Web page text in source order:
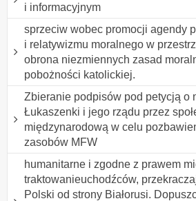
i informacyjnym
sprzeciw wobec promocji agendy
i relatywizmu moralnego w
obrona niezmiennych zasad
pobożności katolickiej.
Zbieranie podpisów pod petycją o
Łukaszenki i jego rządu przez
międzynarodową w celu
zasobów MFW
humanitarne i zgodne z prawem
traktowanieuchodźców,
Polski od strony Białorusi.